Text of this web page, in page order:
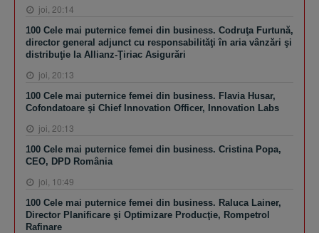
joi, 20:14
100 Cele mai puternice femei din business. Codruţa Furtună,
director general adjunct cu responsabilităţi în aria vânzări şi
distribuţie la Allianz-Ţiriac Asigurări
joi, 20:13
100 Cele mai puternice femei din business. Flavia Husar,
Cofondatoare şi Chief Innovation Officer, Innovation Labs
joi, 20:13
100 Cele mai puternice femei din business. Cristina Popa,
CEO, DPD România
joi, 10:49
100 Cele mai puternice femei din business. Raluca Lainer,
Director Planificare şi Optimizare Producţie, Rompetrol
Rafinare